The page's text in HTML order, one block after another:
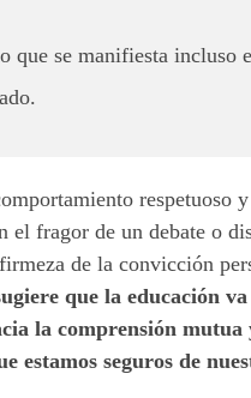
que se manifiesta incluso
respetuoso
el fragor de un debate o
de la convicción
que la educación
la comprensión mutua
estamos seguros de